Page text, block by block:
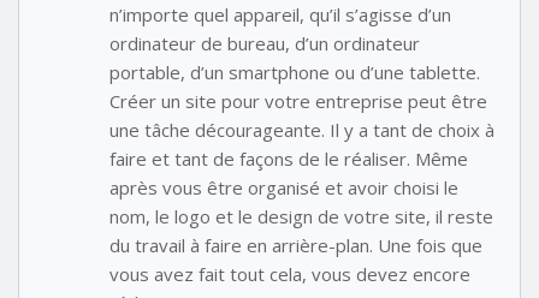
n’importe quel appareil, qu’il s’agisse d’un
ordinateur de bureau, d’un ordinateur
portable, d’un smartphone ou d’une tablette.
Créer un site pour votre entreprise peut être
une tâche décourageante. Il y a tant de choix à
faire et tant de façons de le réaliser. Même
après vous être organisé et avoir choisi le
nom, le logo et le design de votre site, il reste
du travail à faire en arrière-plan. Une fois que
vous avez fait tout cela, vous devez encore